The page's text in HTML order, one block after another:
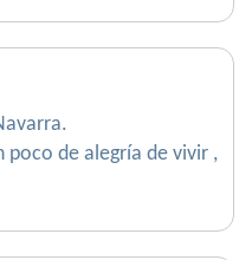
poco de alegría de vivir ,